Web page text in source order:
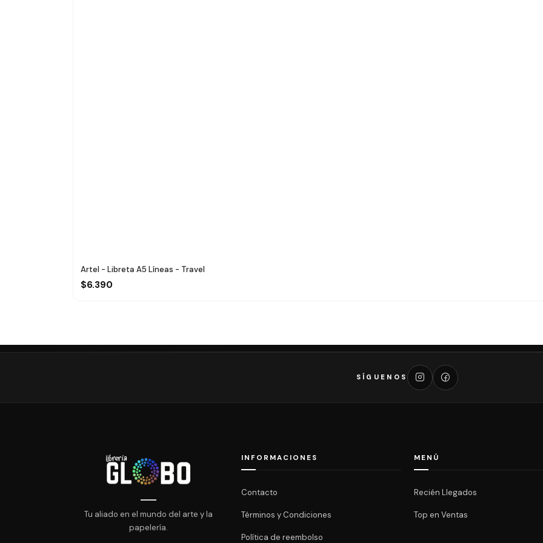
Artel - Libreta A5 Líneas - Travel
$6.390
SÍGUENOS
Tu aliado en el mundo del arte y la
papelería.
INFORMACIONES
Contacto
Términos y Condiciones
Política de reembolso
MENÚ
Recién Llegados
Top en Ventas